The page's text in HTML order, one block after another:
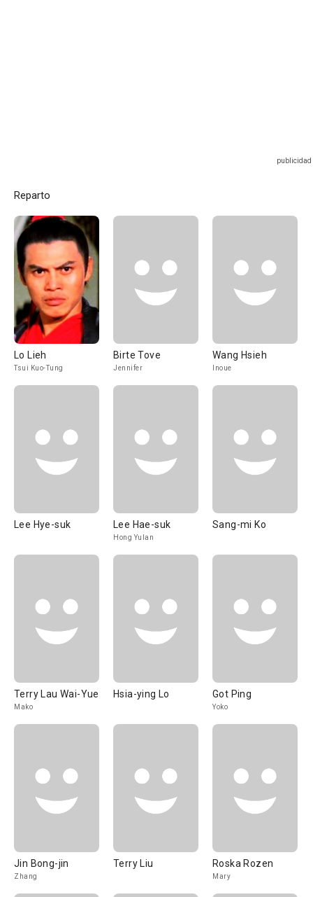
Reparto
Lo Lieh
Tsui Kuo-Tung
Birte Tove
Jennifer
Wang Hsieh
Inoue
Lee Hye-suk Lee Hae-suk
Hong Yulan
Sang-mi Ko
Terry Lau Wai-Yue
Mako
Hsia-ying Lo Got Ping
Yoko
Jin Bong-jin
Zhang
Terry Liu Roska Rozen
Mary